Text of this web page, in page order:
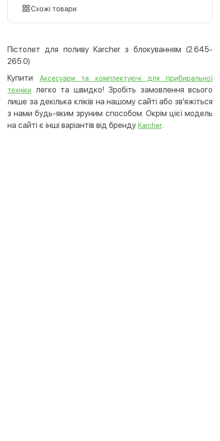
картою
Google Pay
Безготівковий розрахунок
Оплата на карту юр.особи
Оплата на рахунок юр.особи
Безкоштовно
Схожі товари
Пістолет для поливу Karcher з блокуванням (2.645-
265.0)
Купити
Аксесуари та комплектуючі для прибиральної
техніки
легко та швидко! Зробіть замовлення всього
лише за декілька кліків на нашому сайті або зв'яжіться
з нами будь-яким зруним способом. Окрім цієї модель
на сайті є інші варіантів від бренду Karcher.